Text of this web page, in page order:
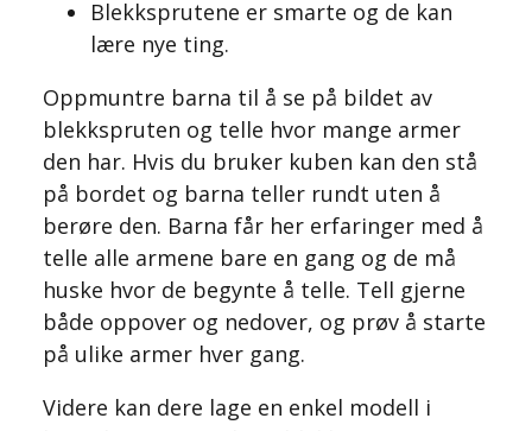
Blekksprutene er smarte og de kan
lære nye ting.
Oppmuntre barna til å se på bildet av
blekkspruten og telle hvor mange armer
den har. Hvis du bruker kuben kan den stå
på bordet og barna teller rundt uten å
berøre den. Barna får her erfaringer med å
telle alle armene bare en gang og de må
huske hvor de begynte å telle. Tell gjerne
både oppover og nedover, og prøv å starte
på ulike armer hver gang.
Videre kan dere lage en enkel modell i